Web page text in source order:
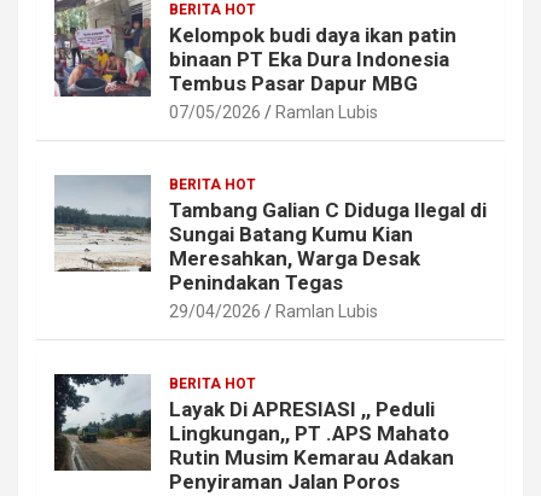
BERITA HOT
Kelompok budi daya ikan patin
binaan PT Eka Dura Indonesia
Tembus Pasar Dapur MBG
07/05/2026 Ramlan Lubis
BERITA HOT
Tambang Galian C Diduga Ilegal di
Sungai Batang Kumu Kian
Meresahkan, Warga Desak
Penindakan Tegas
29/04/2026 Ramlan Lubis
BERITA HOT
Layak Di APRESIASI ,, Peduli
Lingkungan,, PT .APS Mahato
Rutin Musim Kemarau Adakan
Penyiraman Jalan Poros